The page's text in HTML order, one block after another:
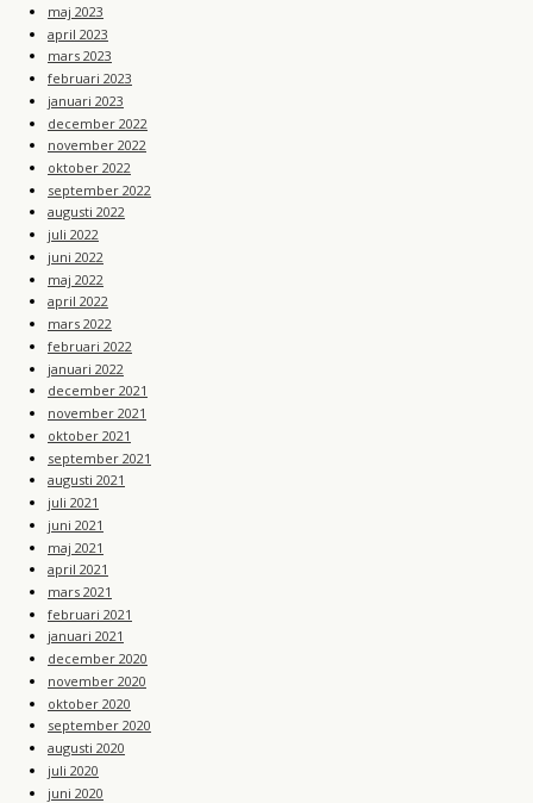
maj 2023
april 2023
mars 2023
februari 2023
januari 2023
december 2022
november 2022
oktober 2022
september 2022
augusti 2022
juli 2022
juni 2022
maj 2022
april 2022
mars 2022
februari 2022
januari 2022
december 2021
november 2021
oktober 2021
september 2021
augusti 2021
juli 2021
juni 2021
maj 2021
april 2021
mars 2021
februari 2021
januari 2021
december 2020
november 2020
oktober 2020
september 2020
augusti 2020
juli 2020
juni 2020